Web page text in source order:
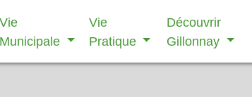
Vie
Municipale
Vie
Pratique
Découvrir
Gillonnay